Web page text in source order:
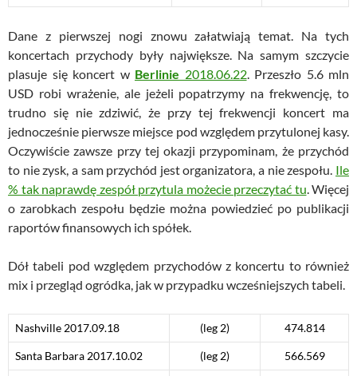
Dane z pierwszej nogi znowu załatwiają temat. Na tych
koncertach przychody były największe. Na samym szczycie
plasuje się koncert w Berlinie 2018.06.22. Przeszło 5.6 mln
USD robi wrażenie, ale jeżeli popatrzymy na frekwencję, to
trudno się nie zdziwić, że przy tej frekwencji koncert ma
jednocześnie pierwsze miejsce pod względem przytulonej kasy.
Oczywiście zawsze przy tej okazji przypominam, że przychód
to nie zysk, a sam przychód jest organizatora, a nie zespołu. Ile
% tak naprawdę zespół przytula możecie przeczytać tu. Więcej
o zarobkach zespołu będzie można powiedzieć po publikacji
raportów finansowych ich spółek.
Dół tabeli pod względem przychodów z koncertu to również
mix i przegląd ogródka, jak w przypadku wcześniejszych tabeli.
Nashville 2017.09.18 (leg 2) 474.814
Santa Barbara 2017.10.02 (leg 2) 566.569